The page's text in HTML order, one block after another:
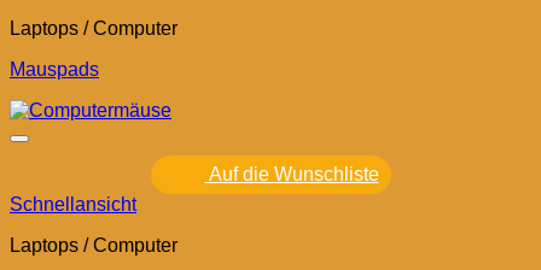
Laptops / Computer
Mauspads
Auf die Wunschliste
Schnellansicht
Laptops / Computer